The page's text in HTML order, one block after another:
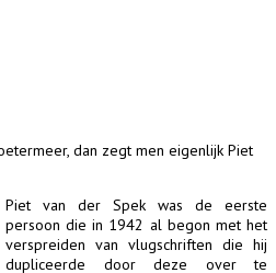
dan zegt men eigenlijk Piet
Piet van der Spek was de eerste
persoon die in 1942 al begon met het
verspreiden van vlugschriften die hij
dupliceerde door deze over te